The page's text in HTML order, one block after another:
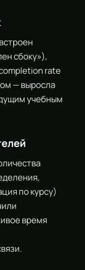
сбоку»),
rate
— выросла
учебным
по курсу)
время